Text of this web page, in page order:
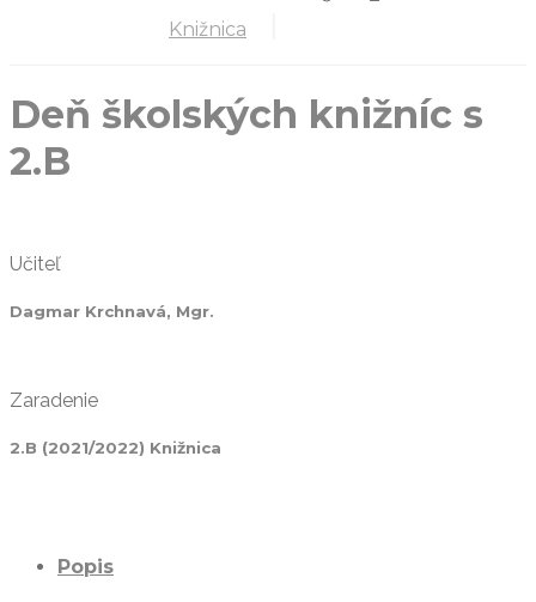
Knižnica
Deň školských knižníc s
2.B
Učiteľ
Dagmar Krchnavá, Mgr.
Zaradenie
2.B (2021/2022) Knižnica
Popis